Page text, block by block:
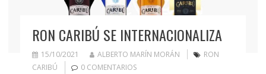
RON CARIBÚ SE INTERNACIONALIZA
15/10/2021 ALBERTO MARÍN MORÁN
RON
CARIBÚ
0 COMENTARIOS